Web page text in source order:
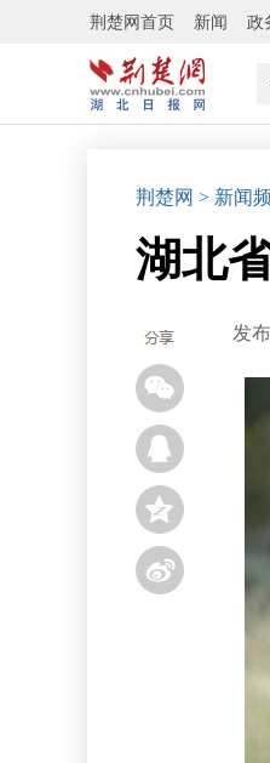
荆楚网首页 新闻 政
荆楚网 > 新闻
湖北
发